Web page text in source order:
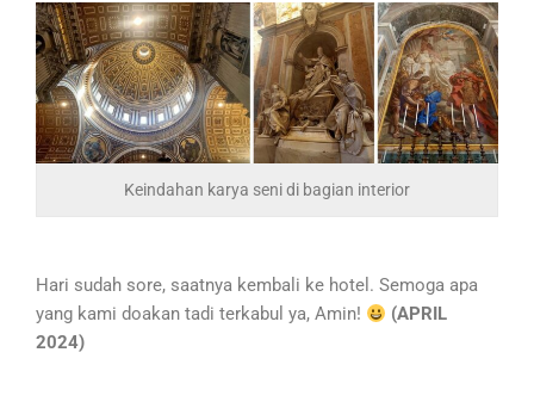
Keindahan karya seni di bagian interior
Hari sudah sore, saatnya kembali ke hotel. Semoga apa
yang kami doakan tadi terkabul ya, Amin!
(APRIL
2024)